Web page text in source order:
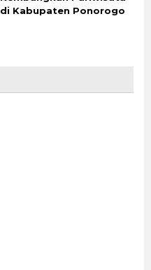
di Kabupaten Ponorogo